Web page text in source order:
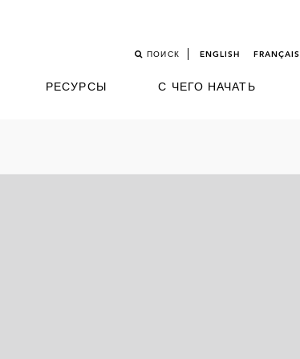
ПОИСК ENGLISH FRANÇAIS
РЕСУРСЫ С ЧЕГО НАЧАТЬ